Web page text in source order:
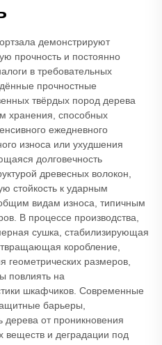
демонстрируют
прочность и постоянно
в требовательных
прочностные
твёрдых пород дерева
хранения, способных
ежедневного
износа или ухудшения
долговечность
древесных волокон,
стойкость к ударным
видам износа, типичным
В процессе производства,
сушка, стабилизирующая
коробление,
геометрических размеров,
повлиять на
шкафчиков. Современные
барьеры,
от проникновения
веществ и деградации под